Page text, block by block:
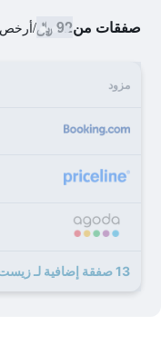
صفقات من92 ﷼ /أرخص
مزود